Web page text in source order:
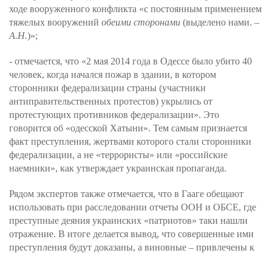
ходе вооруженного конфликта «с постоянным применением
тяжелых вооружений обеими сторонами (выделено нами. –
А.Н.)»;
- отмечается, что «2 мая 2014 года в Одессе было убито 40
человек, когда начался пожар в здании, в котором
сторонники федерализации страны (участники
антиправительственных протестов) укрылись от
протестующих противников федерализации». Это
говорится об «одесской Хатыни». Тем самым признается
факт преступления, жертвами которого стали сторонники
федерализации, а не «террористы» или «российские
наемники», как утверждает украинская пропаганда.
Рядом экспертов также отмечается, что в Гааге обещают
использовать при расследовании отчеты ООН и ОБСЕ, где
преступные деяния украинских «патриотов» таки нашли
отражение. В итоге делается вывод, что совершенные ими
преступления будут доказаны, а виновные – привлечены к